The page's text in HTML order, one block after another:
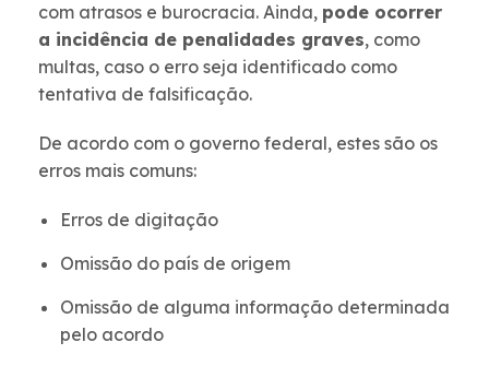
com atrasos e burocracia. Ainda, pode ocorrer
a incidência de penalidades graves, como
multas, caso o erro seja identificado como
tentativa de falsificação.
De acordo com o governo federal, estes são os
erros mais comuns:
Erros de digitação
Omissão do país de origem
Omissão de alguma informação determinada
pelo acordo